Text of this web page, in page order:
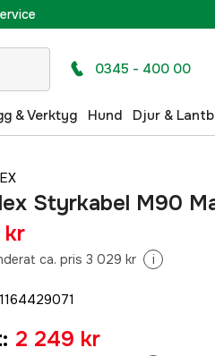
0345 - 400 00
& Verktyg Hund Djur &
Styrkabel M90
kr
ca. pris 3 029 kr i
: 2 249 kr